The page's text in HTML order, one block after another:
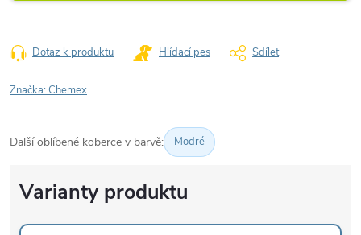
Dotaz k produktu Hlídací pes Sdílet
Značka:Chemex
Další oblíbené koberce v barvě: Modré